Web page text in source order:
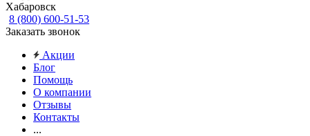
Хабаровск
8 (800) 600-51-53
Заказать звонок
Акции
Блог
Помощь
О компании
Отзывы
Контакты
...